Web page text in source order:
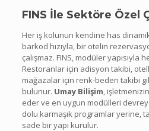
FINS İle Sektöre Özel
Her iş kolunun kendine has
barkod hızıyla, bir otelin
çalışmaz. FINS, modüler yapısıyla
Restoranlar için adisyon takibi,
mağazalar için renk-beden takibi
bulunur. Umay Bilişim,
eder ve en uygun modülleri
dolu karmaşık programlar yerine,
sade bir yapı kurulur.